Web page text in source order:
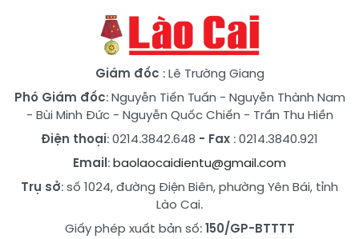
Giám đốc : Lê Trường Giang
Phó Giám đốc:Nguyễn Tiến Tuấn - Nguyễn Thành Nam
- Bùi Minh Đức- Nguyễn Quốc Chiến - Trần Thu Hiền
Điện thoại: 0214.3842.648 - Fax : 0214.3840.921
Email:baolaocaidientu@gmail.com
Trụ sở: số 1024, đường Điện Biên, phường Yên Bái, tỉnh
Lào Cai.
Giấy phép xuất bản số:150/GP-BTTTT